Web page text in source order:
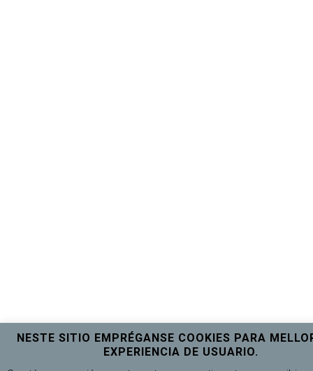
NESTE SITIO EMPRÉGANSE COOKIES PARA
EXPERIENCIA DE USUARIO.